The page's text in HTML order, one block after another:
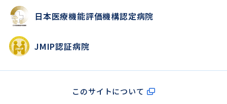
日本医療機能評価機構認定病院
JMIP認証病院
このサイトについて